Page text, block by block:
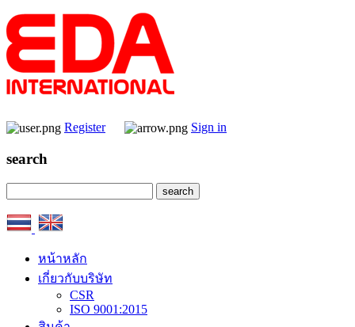
Register Sign in
search
หน้าหลัก
เกี่ยวกับบริษัท
CSR
ISO 9001:2015